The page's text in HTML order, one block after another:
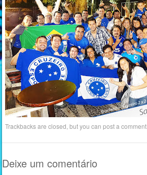
Trackbacks are closed, but you canpost a comment
Deixe um comentário